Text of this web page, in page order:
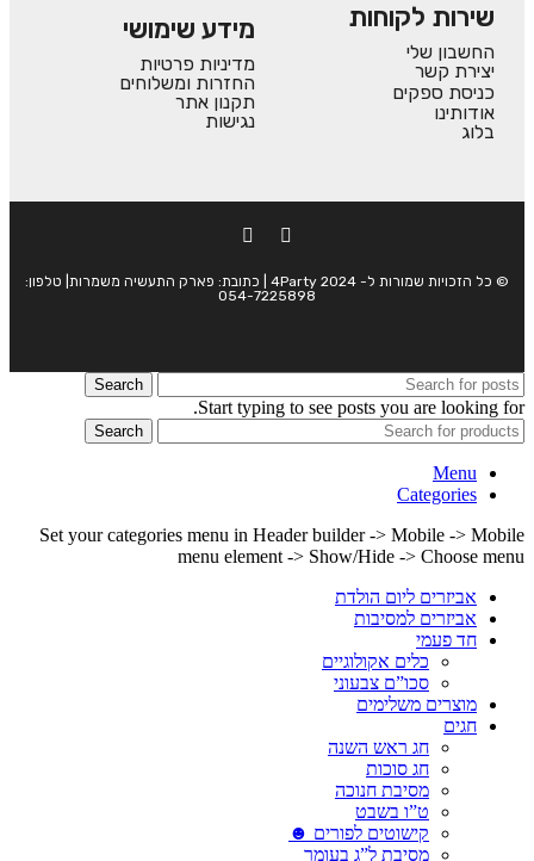
שירות לקוחות
החשבון שלי
יצירת קשר
כניסת ספקים
אודותינו
בלוג
מידע שימושי
מדיניות פרטיות
החזרות ומשלוחים
תקנון אתר
נגישות
© כל הזכויות שמורות ל- 4Party 2024 | כתובת: פארק התעשיה משמרות| טלפון:
054-7225898
Search
Start typing to see posts you are looking for.
Search
Menu
Categories
Set your categories menu in Header builder -> Mobile -> Mobile
menu element -> Show/Hide -> Choose menu
אביזרים ליום הולדת
אביזרים למסיבות
חד פעמי
כלים אקולוגיים
סכו”ם צבעוני
מוצרים משלימים
חגים
חג ראש השנה
חג סוכות
מסיבת חנוכה
ט”ו בשבט
קישוטים לפורים ☻
מסיבת ל”ג בעומר